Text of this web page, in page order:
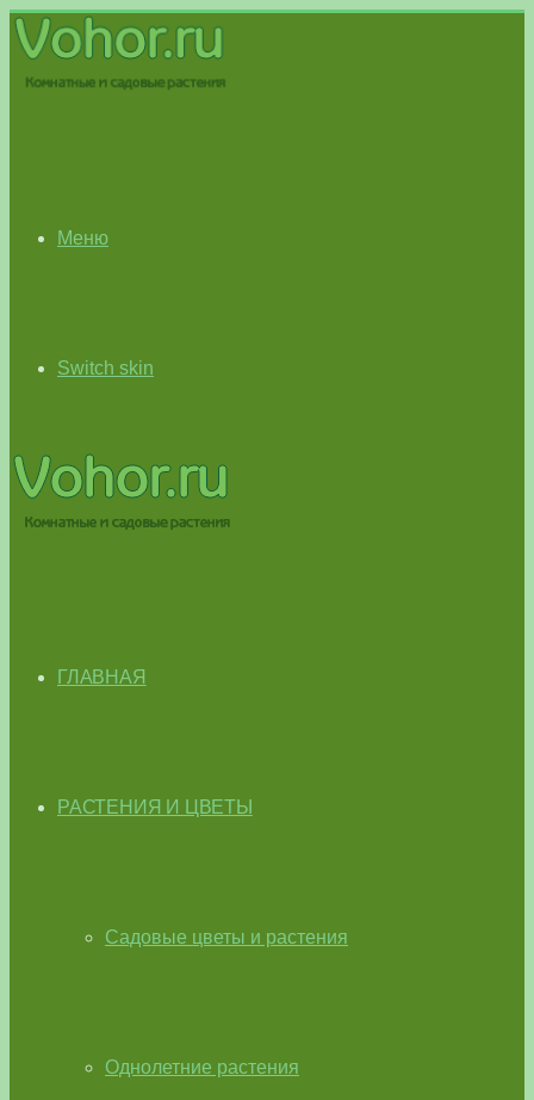
Меню
Switch skin
ГЛАВНАЯ
РАСТЕНИЯ И ЦВЕТЫ
Садовые цветы и растения
Однолетние растения